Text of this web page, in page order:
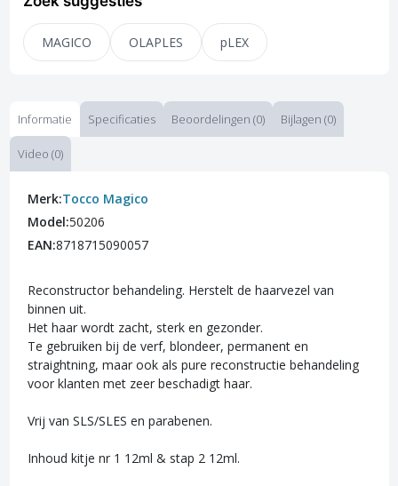
MAGICO OLAPLES pLEX
Informatie Specificaties Beoordelingen (0) Bijlagen (0)
Video (0)
Merk:Tocco Magico
Model:50206
EAN:8718715090057
Reconstructor behandeling. Herstelt de haarvezel van
binnen uit.
Het haar wordt zacht, sterk en gezonder.
Te gebruiken bij de verf, blondeer, permanent en
straightning, maar ook als pure reconstructie behandeling
voor klanten met zeer beschadigt haar.
Vrij van SLS/SLES en parabenen.
Inhoud kitje nr 1 12ml & stap 2 12ml.